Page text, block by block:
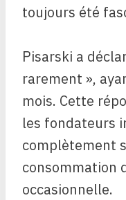
toujours été
Pisarski a
rarement »,
mois. Cette
les fondateurs
complètement
consommation
occasionnelle.